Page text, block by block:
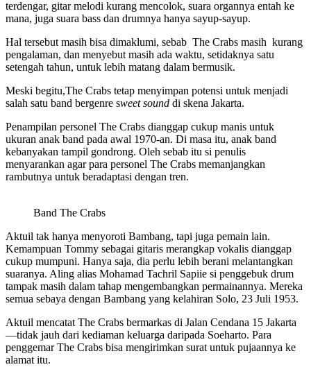
terdengar, gitar melodi kurang mencolok, suara organnya entah ke
mana, juga suara bass dan drumnya hanya sayup-sayup.
Hal tersebut masih bisa dimaklumi, sebab The Crabs masih kurang
pengalaman, dan menyebut masih ada waktu, setidaknya satu
setengah tahun, untuk lebih matang dalam bermusik.
Meski begitu,The Crabs tetap menyimpan potensi untuk menjadi
salah satu band bergenre sweetsound di skena Jakarta.
Penampilan personel The Crabs dianggap cukup manis untuk
ukuran anak band pada awal 1970-an. Di masa itu, anak band
kebanyakan tampil gondrong. Oleh sebab itu si penulis
menyarankan agar para personel The Crabs memanjangkan
rambutnya untuk beradaptasi dengan tren.
Band The Crabs
Aktuil tak hanya menyoroti Bambang, tapi juga pemain lain.
Kemampuan Tommy sebagai gitaris merangkap vokalis dianggap
cukup mumpuni. Hanya saja, dia perlu lebih berani melantangkan
suaranya. Aling alias Mohamad Tachril Sapiie si penggebuk drum
tampak masih dalam tahap mengembangkan permainannya. Mereka
semua sebaya dengan Bambang yang kelahiran Solo, 23 Juli 1953.
Aktuil mencatat The Crabs bermarkas di Jalan Cendana 15 Jakarta
—tidak jauh dari kediaman keluarga daripada Soeharto. Para
penggemar The Crabs bisa mengirimkan surat untuk pujaannya ke
alamat itu.